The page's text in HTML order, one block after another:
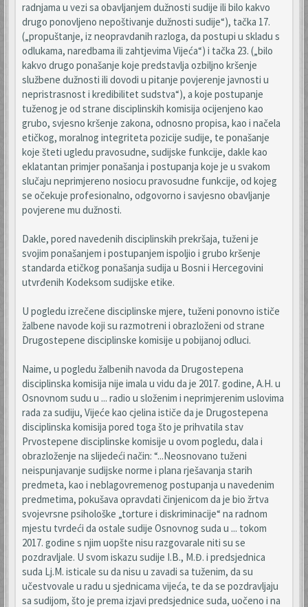
radnjama u vezi sa obavljanjem dužnosti sudije ili bilo kakvo
drugo ponovljeno nepoštivanje dužnosti sudije“), tačka 17.
(„propuštanje, iz neopravdanih razloga, da postupi u skladu s
odlukama, naredbama ili zahtjevima Vijeća“) i tačka 23. („bilo
kakvo drugo ponašanje koje predstavlja ozbiljno kršenje
službene dužnosti ili dovodi u pitanje povjerenje javnosti u
nepristrasnost i kredibilitet sudstva“), a koje postupanje
tuženog je od strane disciplinskih komisija ocijenjeno kao
grubo, svjesno kršenje zakona, odnosno propisa, kao i načela
etičkog, moralnog integriteta pozicije sudije, te ponašanje
koje šteti ugledu pravosudne, sudijske funkcije, dakle kao
eklatantan primjer ponašanja i postupanja koje je u svakom
slučaju neprimjereno nosiocu pravosudne funkcije, od kojeg
se očekuje profesionalno, odgovorno i savjesno obavljanje
povjerene mu dužnosti.
Dakle, pored navedenih disciplinskih prekršaja, tuženi je
svojim ponašanjem i postupanjem ispoljio i grubo kršenje
standarda etičkog ponašanja sudija u Bosni i Hercegovini
utvrđenih Kodeksom sudijske etike.
U pogledu izrečene disciplinske mjere, tuženi ponovno ističe
žalbene navode koji su razmotreni i obrazloženi od strane
Drugostepene disciplinske komisije u pobijanoj odluci.
Naime, u pogledu žalbenih navoda da Drugostepena
disciplinska komisija nije imala u vidu da je 2017. godine, A.H. u
Osnovnom sudu u ... radio u složenim i neprimjerenim uslovima
rada za sudiju, Vijeće kao cjelina ističe da je Drugostepena
disciplinska komisija pored toga što je prihvatila stav
Prvostepene disciplinske komisije u ovom pogledu, dala i
obrazloženje na slijedeći način: “...Neosnovano tuženi
neispunjavanje sudijske norme i plana rješavanja starih
predmeta, kao i neblagovremenog postupanja u navedenim
predmetima, pokušava opravdati činjenicom da je bio žrtva
svojevrsne psihološke „torture i diskriminacije“ na radnom
mjestu tvrdeći da ostale sudije Osnovnog suda u ... tokom
2017. godine s njim uopšte nisu razgovarale niti su se
pozdravljale. U svom iskazu sudije I.B., M.Đ. i predsjednica
suda Lj.M. isticale su da nisu u zavadi sa tuženim, da su
učestvovale u radu u sjednicama vijeća, te da se pozdravljaju
sa sudijom, što je prema izjavi predsjednice suda, uočeno i na